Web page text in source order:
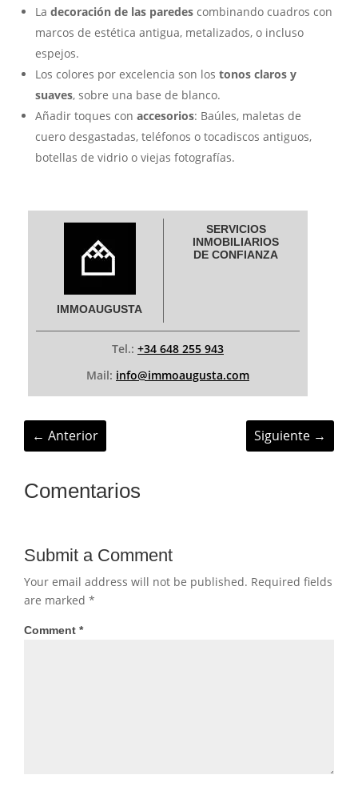
La decoración de las paredes combinando cuadros con
marcos de estética antigua, metalizados, o incluso
espejos.
Los colores por excelencia son los tonos claros y
suaves, sobre una base de blanco.
Añadir toques con accesorios: Baúles, maletas de
cuero desgastadas, teléfonos o tocadiscos antiguos,
botellas de vidrio o viejas fotografías.
IMMOAUGUSTA
SERVICIOS
INMOBILIARIOS
DE CONFIANZA
Tel.: +34 648 255 943
Mail: info@immoaugusta.com
← Anterior Siguiente →
Comentarios
Submit a Comment
Your email address will not be published. Required fields
are marked *
Comment *